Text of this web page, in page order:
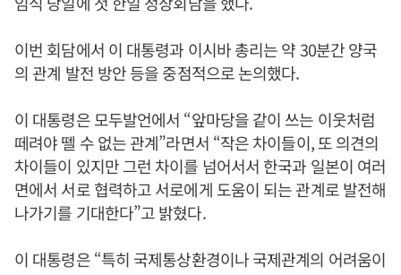
이번 회담에서 이 대통령과 이시바 총리는 약 30분간 양국
의 관계 발전 방안 등을 중점적으로 논의했다.
이 대통령은 모두발언에서 “앞마당을 같이 쓰는 이웃처럼
떼려야 뗄 수 없는 관계”라면서 “작은 차이들이, 또 의견의
차이들이 있지만 그런 차이를 넘어서서 한국과 일본이 여러
면에서 서로 협력하고 서로에게 도움이 되는 관계로 발전해
나가기를 기대한다”고 밝혔다.
이 대통령은 “특히 국제통상환경이나 국제관계의 어려움이